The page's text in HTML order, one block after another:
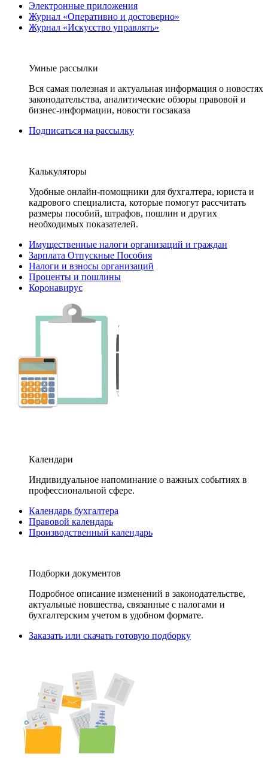
Электронные приложения
Журнал «Оперативно и достоверно»
Журнал «Искусство управлять»
Умные рассылки
Вся самая полезная и актуальная информация о новостях
законодательства, аналитические обзоры правовой и
бизнес-информации, новости госзаказа
Подписаться на рассылку
Калькуляторы
Удобные онлайн-помощники для бухгалтера, юриста и
кадрового специалиста, которые помогут рассчитать
размеры пособий, штрафов, пошлин и других
необходимых показателей.
Имущественные налоги организаций и граждан
Зарплата Отпускные Пособия
Налоги и взносы организаций
Проценты и пошлины
Коронавирус
Календари
Индивидуальное напоминание о важных событиях в
профессиональной сфере.
Календарь бухгалтера
Правовой календарь
Производственный календарь
Подборки документов
Подробное описание изменений в законодательстве,
актуальные новшества, связанные с налогами и
бухгалтерским учетом в удобном формате.
Заказать или скачать готовую подборку